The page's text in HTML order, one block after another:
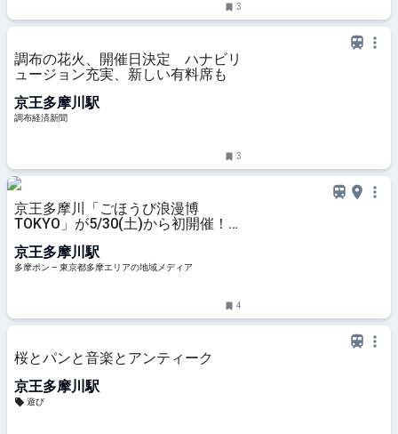
3
調布の花火、開催日決定 ハナビリ
ュージョン充実、新しい有料席も
京王多摩川駅
調布経済新聞
3
京王多摩川「ごほうび浪漫博
TOKYO」が5/30(土)から初開催！
ポン
京王多摩川駅
多摩ポン – 東京都多摩エリアの地域メディア
4
桜とパンと音楽とアンティーク
京王多摩川駅
遊び